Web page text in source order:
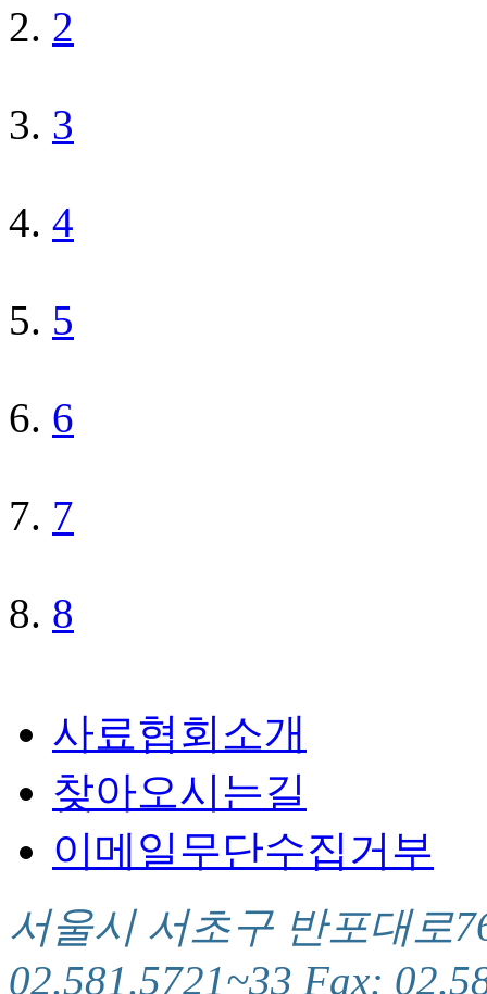
2
3
4
5
6
7
8
사료협회소개
찾아오시는길
이메일무단수집거부
서울시 서초구 반포대로
02.581.5721~33 Fax: